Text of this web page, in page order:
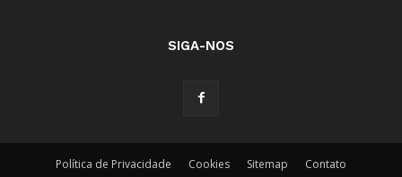
SIGA-NOS
Política de Privacidade Cookies Sitemap Contato